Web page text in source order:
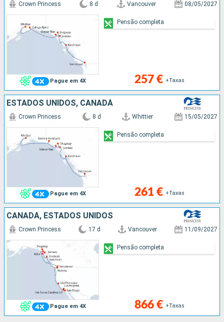
Pague em 4X
Crown Princess 8 d Vancouver 08/05/2027
257 € +Taxas
Pensão completa
ESTADOS UNIDOS, CANADÁ
Pague em 4X
Crown Princess 8 d Whittier 15/05/2027
261 € +Taxas
Pensão completa
CANADÁ, ESTADOS UNIDOS
Pague em 4X
Crown Princess 17 d Vancouver 11/09/2027
866 € +Taxas
Pensão completa